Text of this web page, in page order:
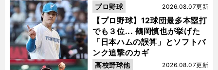
【プロ野球】12球団最多本塁打
でも３位... 鶴岡慎也が挙げた
「日本ハムの誤算」とソフトバ
ンク追撃のカギ
2026.08.07更新
プロ野球
2026.08.07更新
高校野球他